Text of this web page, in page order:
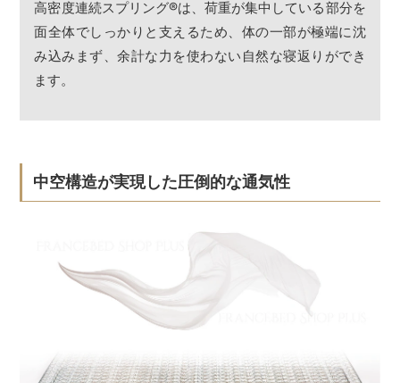
高密度連続スプリング®は、荷重が集中している部分を
面全体でしっかりと支えるため、体の一部が極端に沈
み込みまず、余計な力を使わない自然な寝返りができ
ます。
中空構造が実現した圧倒的な通気性